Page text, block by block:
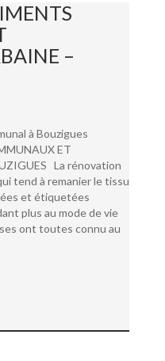
–
à Bouzigues
ET
La rénovation
tend à remanier le tissu
et étiquetées
plus au mode de vie
ont toutes connu au